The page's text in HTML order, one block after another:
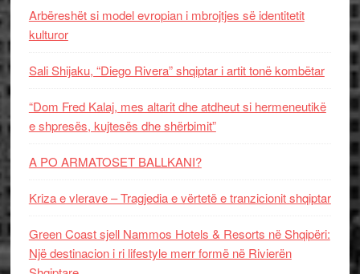
Arbëreshët si model evropian i mbrojtjes së identitetit
kulturor
Sali Shijaku, “Diego Rivera” shqiptar i artit tonë kombëtar
“Dom Fred Kalaj, mes altarit dhe atdheut si hermeneutikë
e shpresës, kujtesës dhe shërbimit”
A PO ARMATOSET BALLKANI?
Kriza e vlerave – Tragjedia e vërtetë e tranzicionit shqiptar
Green Coast sjell Nammos Hotels & Resorts në Shqipëri:
Një destinacion i ri lifestyle merr formë në Rivierën